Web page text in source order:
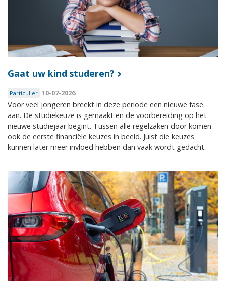
Gaat uw kind studeren?
Particulier 10-07-2026
Voor veel jongeren breekt in deze periode een nieuwe fase
aan. De studiekeuze is gemaakt en de voorbereiding op het
nieuwe studiejaar begint. Tussen alle regelzaken door komen
ook de eerste financiële keuzes in beeld. Juist die keuzes
kunnen later meer invloed hebben dan vaak wordt gedacht.